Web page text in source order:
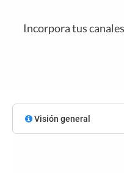
Incorpora tus
Visión general